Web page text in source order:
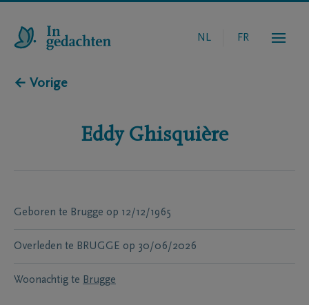
NL FR
← Vorige
Eddy Ghisquière
Geboren te Brugge op 12/12/1965
Overleden te BRUGGE op 30/06/2026
Woonachtig te Brugge